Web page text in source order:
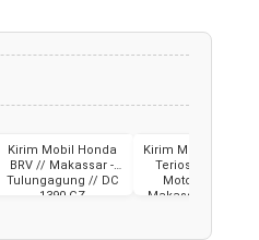
Kirim Mobil Honda
BRV // Makassar -
Tulungagung // DC
1390 GZ
Kirim Mobil Daihatsu
Terios & Sepeda
Motor NMax //
Makassar - Jakarta